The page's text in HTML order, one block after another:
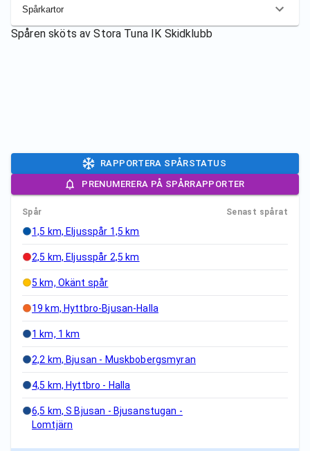
Spårkartor
Spåren sköts av Stora Tuna IK Skidklubb
RAPPORTERA SPÅRSTATUS
PRENUMERERA PÅ SPÅRRAPPORTER
Spår Senast spårat
1,5 km, Eljusspår 1,5 km
2,5 km, Eljusspår 2,5 km
5 km, Okänt spår
19 km, Hyttbro-Bjusan-Halla
1 km, 1 km
2,2 km, Bjusan - Muskbobergsmyran
4,5 km, Hyttbro - Halla
6,5 km, S Bjusan - Bjusanstugan -
Lomtjärn